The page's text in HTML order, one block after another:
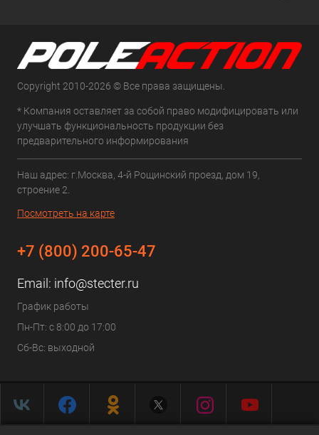
Copyright 2010-2026 © Все права защищены.
* Компания оставляет за собой право модифицировать или
улучшать функциональность продукции без
предварительного информирования
Наш адрес: г.Москва, 4-й Рощинский проезд, дом 19,
строение 2.
Посмотреть на карте
+7 (800) 200-65-47
Email: info@stecter.ru
График работы
Пн-Пт: с 8:00 до 17:00
Сб-Вс: выходной